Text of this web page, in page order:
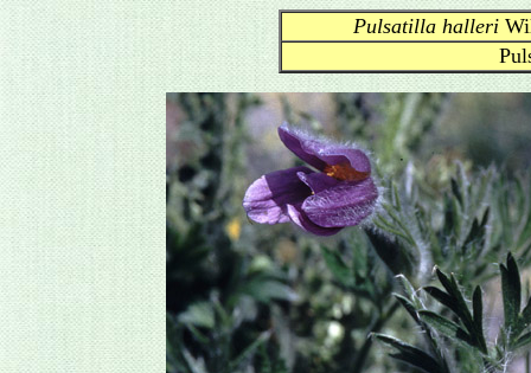
Pulsatilla halleri